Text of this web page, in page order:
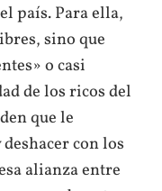
país. Para ella,
sino que
o casi
de los ricos del
que le
con los
alianza entre